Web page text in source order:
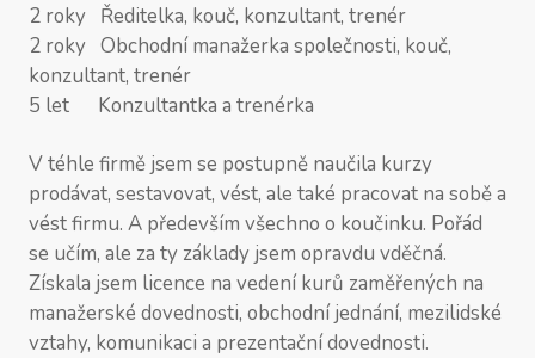
2 roky Ředitelka, kouč, konzultant, trenér
2 roky Obchodní manažerka společnosti, kouč,
konzultant, trenér
5 let Konzultantka a trenérka
V téhle firmě jsem se postupně naučila kurzy
prodávat, sestavovat, vést, ale také pracovat na sobě a
vést firmu. A především všechno o koučinku. Pořád
se učím, ale za ty základy jsem opravdu vděčná.
Získala jsem licence na vedení kurů zaměřených na
manažerské dovednosti, obchodní jednání, mezilidské
vztahy, komunikaci a prezentační dovednosti.